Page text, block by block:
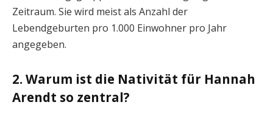
Zeitraum. Sie wird meist als Anzahl der
Lebendgeburten pro 1.000 Einwohner pro Jahr
angegeben.
2. Warum ist die Nativität für Hannah
Arendt so zentral?